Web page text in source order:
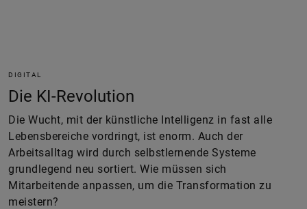
DIGITAL
Die KI-Revolution
Die Wucht, mit der künstliche Intelligenz in fast alle
Lebensbereiche vordringt, ist enorm. Auch der
Arbeitsalltag wird durch selbstlernende Systeme
grundlegend neu sortiert. Wie müssen sich
Mitarbeitende anpassen, um die Transformation zu
meistern?